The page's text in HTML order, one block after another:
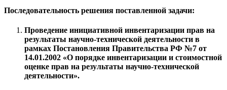
Последовательность решения поставленной задачи:
Проведение инициативной инвентаризации прав на
результаты научно-технической деятельности в
рамках Постановления Правительства РФ №7 от
14.01.2002 «О порядке инвентаризации и стоимостной
оценке прав на результаты научно-технической
деятельности».